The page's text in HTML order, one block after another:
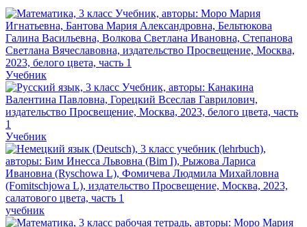
Учебник
Учебник
учебник